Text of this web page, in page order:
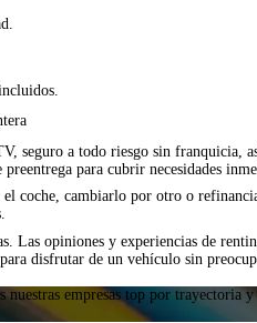
seguro a todo riesgo sin
para cubrir necesidades
cambiarlo por otro o
Las opiniones y experiencias de
disfrutar de un vehículo sin
empresas top por trayectoria y